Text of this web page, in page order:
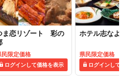
ま恋リゾート 彩の
民限定価格
ログインして価格を表示
ホテル志なよ
県民限定価格
ログインして